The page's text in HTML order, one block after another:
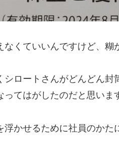
なくていいんですけど、糊
シロートさんがどんどん
ってはがしたのだと思いま
浮かせるために社員のかた